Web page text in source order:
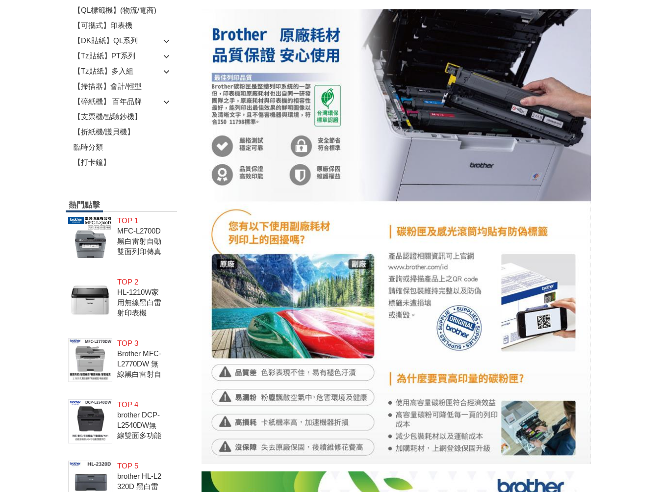
【QL標籤機】(物流/電商)
【可攜式】印表機
【DK貼紙】QL系列
【Tz貼紙】PT系列
【Tz貼紙】多入組
【掃描器】會計/輕型
【碎紙機】 百年品牌
【支票機/點驗鈔機】
【折紙機/護貝機】
臨時分類
【打卡鐘】
熱門點擊
TOP 1
MFC-L2700D
黑白雷射自動
雙面列印傳真
張原廠碳粉
匣)
TOP 2
HL-1210W家
用無線黑白雷
射印表機
TOP 3
Brother MFC-
L2770DW 無
線黑白雷射自
列印/傳真/掃
描)
TOP 4
brother DCP-
L2540DW無
線雙面多功能
(隨機內已附2
600張原廠碳
粉匣)
TOP 5
brother HL-L2
320D 黑白雷